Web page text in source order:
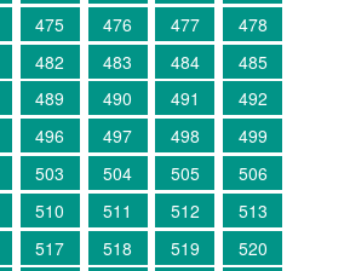
475 476 477
478
482 483 484
485
489 490 491
492
496 497 498
499
503 504 505
506
510 511 512
513
517 518 519
520